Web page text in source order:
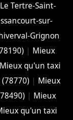
Tertre-Saint-
sur-
Grignon
| Mieux
Mieux qu'un taxi
| Mieux
| Mieux
qu'un taxi